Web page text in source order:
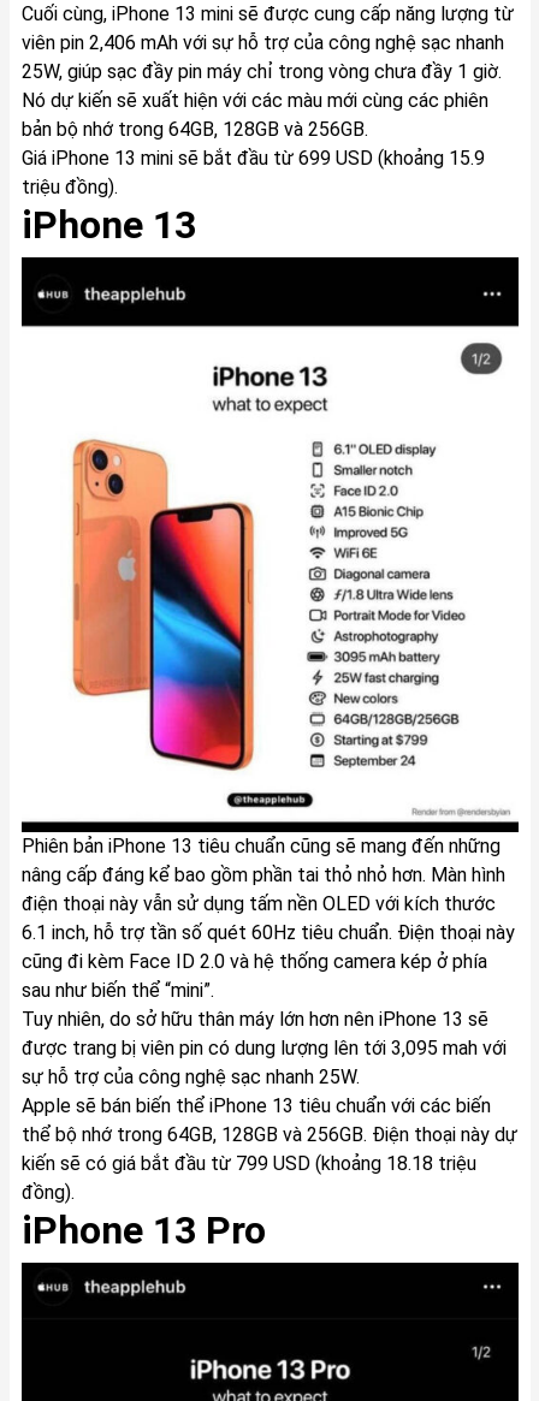
Cuối cùng, iPhone 13 mini sẽ được cung cấp năng lượng từ
viên pin 2,406 mAh với sự hỗ trợ của công nghệ sạc nhanh
25W, giúp sạc đầy pin máy chỉ trong vòng chưa đầy 1 giờ.
Nó dự kiến sẽ xuất hiện với các màu mới cùng các phiên
bản bộ nhớ trong 64GB, 128GB và 256GB.
Giá iPhone 13 mini sẽ bắt đầu từ 699 USD (khoảng 15.9
triệu đồng).
iPhone 13
Phiên bản iPhone 13 tiêu chuẩn cũng sẽ mang đến những
nâng cấp đáng kể bao gồm phần tai thỏ nhỏ hơn. Màn hình
điện thoại này vẫn sử dụng tấm nền OLED với kích thước
6.1 inch, hỗ trợ tần số quét 60Hz tiêu chuẩn. Điện thoại này
cũng đi kèm Face ID 2.0 và hệ thống camera kép ở phía
sau như biến thể “mini”.
Tuy nhiên, do sở hữu thân máy lớn hơn nên iPhone 13 sẽ
được trang bị viên pin có dung lượng lên tới 3,095 mah với
sự hỗ trợ của công nghệ sạc nhanh 25W.
Apple sẽ bán biến thể iPhone 13 tiêu chuẩn với các biến
thể bộ nhớ trong 64GB, 128GB và 256GB. Điện thoại này dự
kiến sẽ có giá bắt đầu từ 799 USD (khoảng 18.18 triệu
đồng).
iPhone 13 Pro